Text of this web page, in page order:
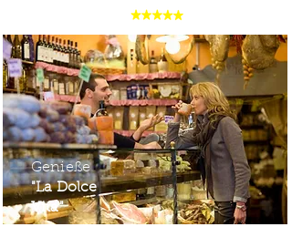
Genieße
"La Dolce
Vita"